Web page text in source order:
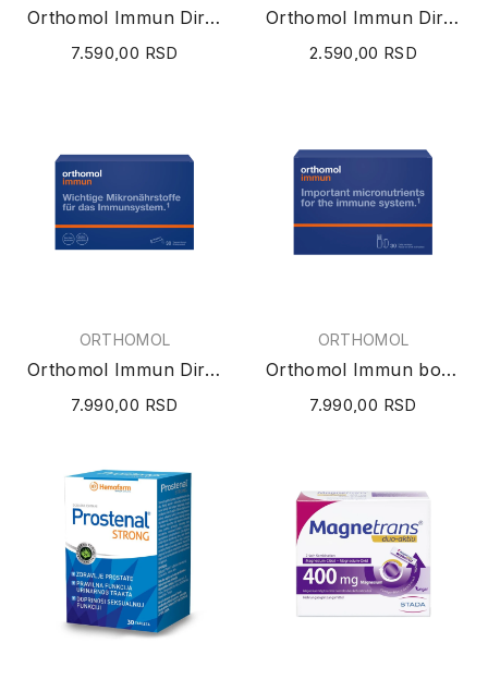
Orthomol Immun Direkt granule (narandža) 30 doza
7.590,00 RSD
Orthomol Immun Direkt granule (mentol/malina) 7...
2.590,00 RSD
ORTHOMOL
Orthomol Immun Direkt granule (mentol/malina)...
7.990,00 RSD
ORTHOMOL
Orthomol Immun bočice 30 doza
7.990,00 RSD